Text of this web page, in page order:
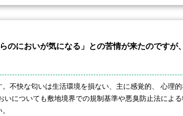
のにおいが気になる」との苦情が来たのですが
不快な匂いは生活環境を損ない、主に感覚的、 心理
いについても敷地境界での規制基準や悪臭防止法によ